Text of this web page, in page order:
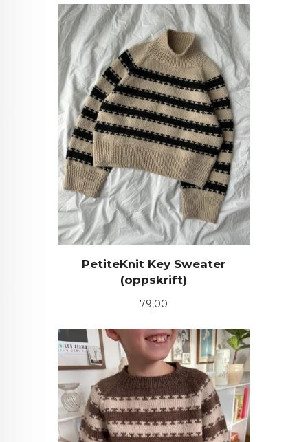
PetiteKnit Key Sweater
(oppskrift)
Pris
79,00